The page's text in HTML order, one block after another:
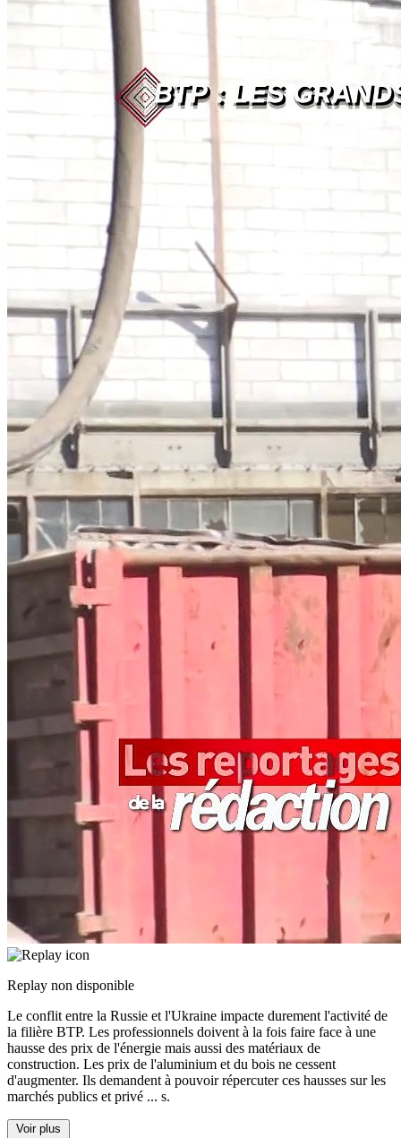
Replay non disponible
Le conflit entre la Russie et l'Ukraine impacte durement l'activité de
la filière BTP. Les professionnels doivent à la fois faire face à une
hausse des prix de l'énergie mais aussi des matériaux de
construction. Les prix de l'aluminium et du bois ne cessent
d'augmenter. Ils demandent à pouvoir répercuter ces hausses sur les
marchés publics et privé ... s.
Voir plus